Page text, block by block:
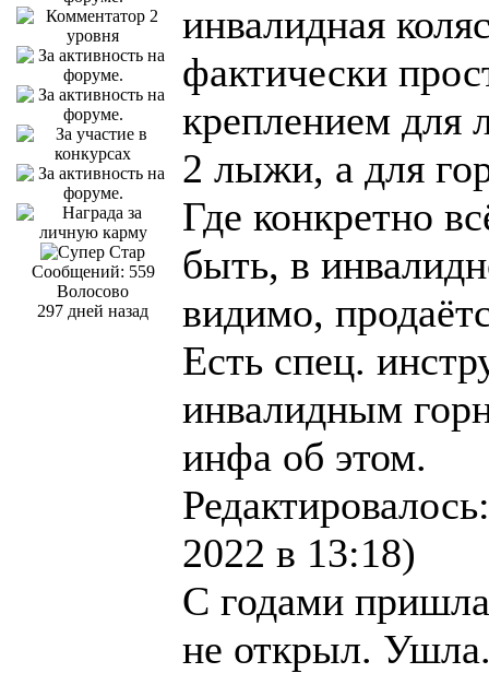
Сообщений: 559
Волосово
297 дней назад
инвалидная
фактически
креплением для
2 лыжи, а для
Где конкретно
быть, в
видимо,
Есть спец.
инвалидным
инфа об этом.
2022 в 13:18)
С годами
не открыл.